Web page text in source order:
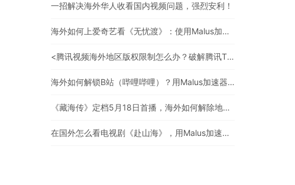
一招解决海外华人收看国内视频问题，强烈安利！
海外如何上爱奇艺看《无忧渡》：使用Malus加速器一键解除地域限制
<腾讯视频海外地区版权限制怎么办？破解腾讯TV地域限制的办法>
海外如何解锁B站（哔哩哔哩）？用Malus加速器解除地域限制，一键流畅追番
《藏海传》定档5月18日首播，海外如何解除地区限制追剧
在国外怎么看电视剧《赴山海》，用Malus加速器一键解锁地区限制